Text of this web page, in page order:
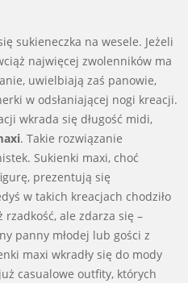
sukieneczka na wesele. Jeżeli
najwięcej zwolenników ma
uwielbiają zaś panowie,
w odsłaniającej nogi kreacji.
wkrada się długość midi,
. Takie rozwiązanie
Sukienki maxi, choć
prezentują się
w takich kreacjach chodziło
ale zdarza się –
panny młodej lub gości z
maxi wkradły się do mody
casualowe outfity, których